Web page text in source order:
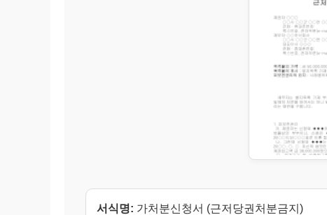
서식명: 가처분신청서 (근저당권처분금지)